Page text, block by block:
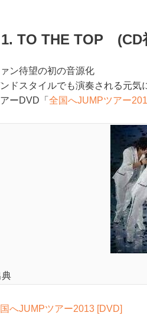
1. TO THE TOP (CD
ン待望の初の音源化
ドスタイルでも演奏される元気
ーDVD「 全国へJUMPツアー
典
へJUMPツアー2013 [DVD]